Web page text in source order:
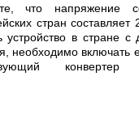
что напряжение
стран
устройство в стране с
необходимо включать
конвертер